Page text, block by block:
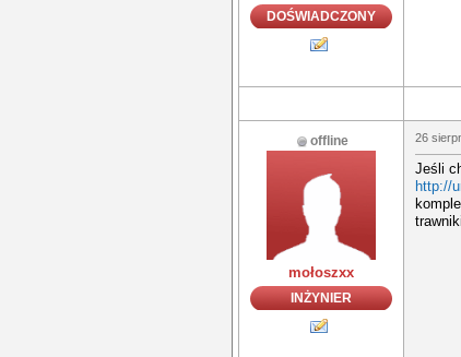
DOŚWIADCZONY
offline
mołoszxx
INŻYNIER
26
Jeśli
http://